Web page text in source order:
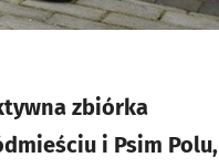
zbiórka
i Psim Polu,